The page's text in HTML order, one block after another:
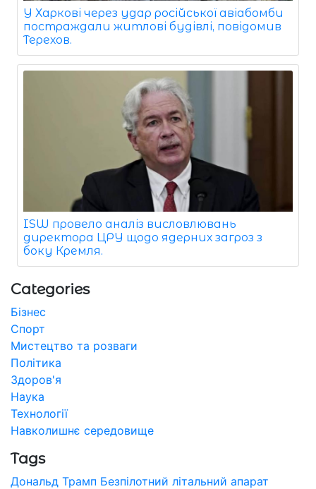
У Харкові через удар російської авіабомби
постраждали житлові будівлі, повідомив
Терехов.
ISW провело аналіз висловлювань
директора ЦРУ щодо ядерних загроз з
боку Кремля.
Categories
Бізнес
Спорт
Мистецтво та розваги
Політика
Здоров'я
Наука
Технології
Навколишнє середовище
Tags
Дональд Трамп Безпілотний літальний апарат